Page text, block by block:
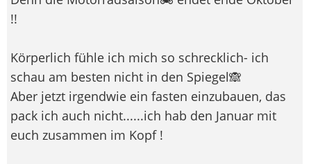
!!
Körperlich fühle ich mich so schrecklich- ich
schau am besten nicht in den Spiegel🙈
Aber jetzt irgendwie ein fasten einzubauen, das
pack ich auch nicht......ich hab den Januar mit
euch zusammen im Kopf !